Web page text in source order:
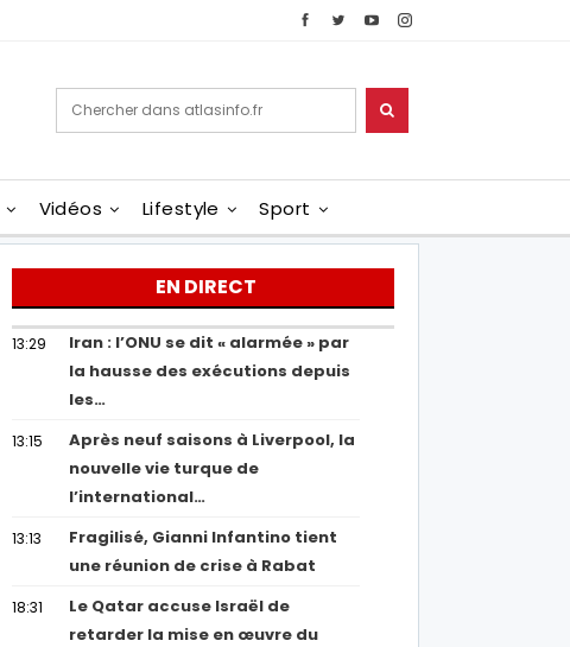
Vidéos Lifestyle Sport
EN DIRECT
13:29
Iran : l’ONU se dit « alarmée » par
la hausse des exécutions depuis
les…
13:15
Après neuf saisons à Liverpool, la
nouvelle vie turque de
l’international…
13:13
Fragilisé, Gianni Infantino tient
une réunion de crise à Rabat
18:31
Le Qatar accuse Israël de
retarder la mise en œuvre du